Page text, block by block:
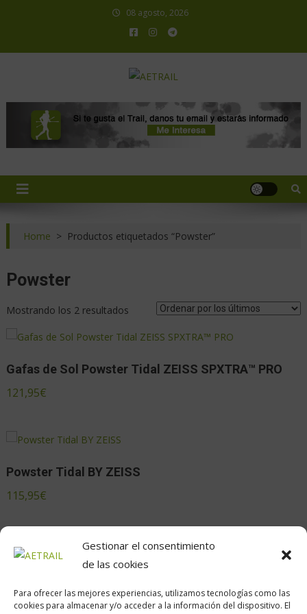
Gestionar el consentimiento
de las cookies
Para ofrecer las mejores experiencias, utilizamos tecnologías como las
cookies para almacenar y/o acceder a la información del dispositivo. El
08 agosto, 2026
Home > Productos etiquetados “Powster”
Powster
Mostrando los 2 resultados
Gafas de Sol Powster Tidal ZEISS SPXTRA™ PRO
121,95€
Powster Tidal BY ZEISS
115,95€